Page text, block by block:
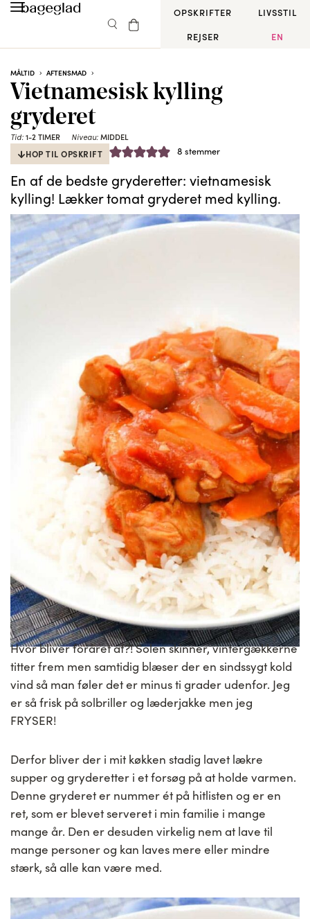
OPSKRIFTER
LIVSSTIL
REJSER
EN
MÅLTID AFTENSMAD
Vietnamesisk kylling
gryderet
Tid: 1-2 TIMER Niveau: MIDDEL
HOP TIL OPSKRIFT
8 stemmer
En af de bedste gryderetter: vietnamesisk
kylling! Lækker tomat gryderet med kylling.
Hvor bliver foråret af?! Solen skinner, vintergækkerne
titter frem men samtidig blæser der en sindssygt kold
vind så man føler det er minus ti grader udenfor. Jeg
er så frisk på solbriller og læderjakke men jeg
FRYSER!
Derfor bliver der i mit køkken stadig lavet lækre
supper og gryderetter i et forsøg på at holde varmen.
Denne gryderet er nummer ét på hitlisten og er en
ret, som er blevet serveret i min familie i mange
mange år. Den er desuden virkelig nem at lave til
mange personer og kan laves mere eller mindre
stærk, så alle kan være med.